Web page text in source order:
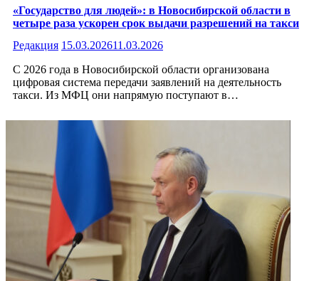
«Государство для людей»: в Новосибирской области в
четыре раза ускорен срок выдачи разрешений на такси
Редакция 15.03.202611.03.2026
С 2026 года в Новосибирской области организована
цифровая система передачи заявлений на деятельность
такси. Из МФЦ они напрямую поступают в…